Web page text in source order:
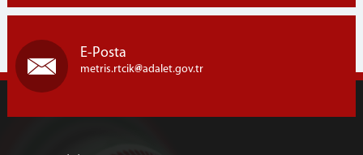
E-Posta
metris.rtcik adalet.gov.tr